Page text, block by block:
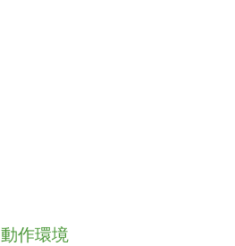
動作環境